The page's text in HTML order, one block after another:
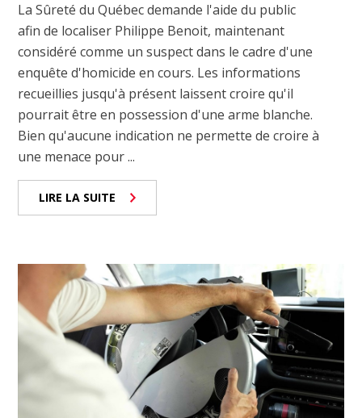
La Sûreté du Québec demande l'aide du public
afin de localiser Philippe Benoit, maintenant
considéré comme un suspect dans le cadre d'une
enquête d'homicide en cours. Les informations
recueillies jusqu'à présent laissent croire qu'il
pourrait être en possession d'une arme blanche.
Bien qu'aucune indication ne permette de croire à
une menace pour ...
LIRE LA SUITE